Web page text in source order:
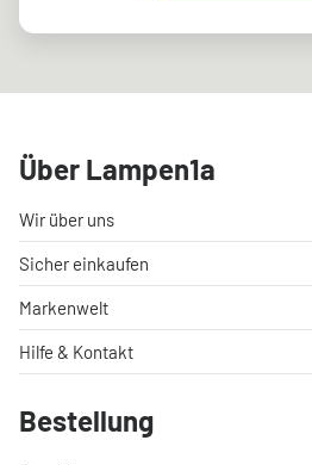
Über Lampen1a
Wir über uns
Sicher einkaufen
Markenwelt
Hilfe & Kontakt
Bestellung